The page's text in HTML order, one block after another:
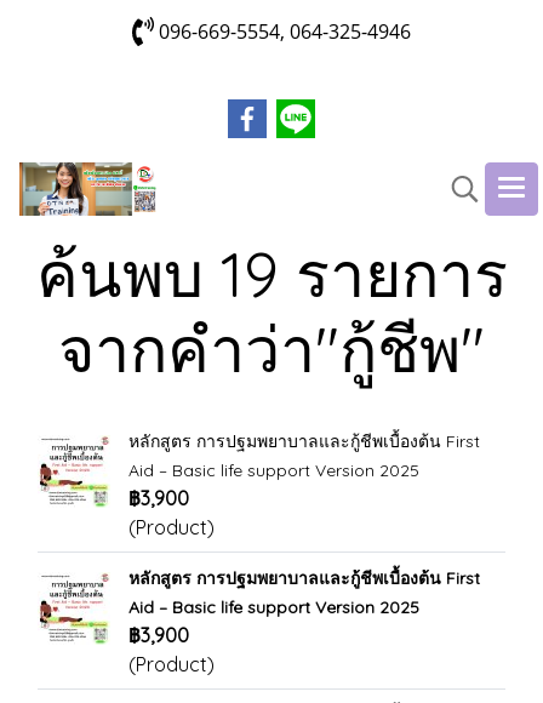
096-669-5554, 064-325-4946
ค้นพบ 19 รายการ
จากคำว่า"กู้ชีพ"
หลักสูตร การปฐมพยาบาลและกู้ชีพเบื้องต้น First
Aid – Basic life support Version 2025
฿3,900
(Product)
หลักสูตร การปฐมพยาบาลและกู้ชีพเบื้องต้น First
Aid – Basic life support Version 2025
฿3,900
(Product)